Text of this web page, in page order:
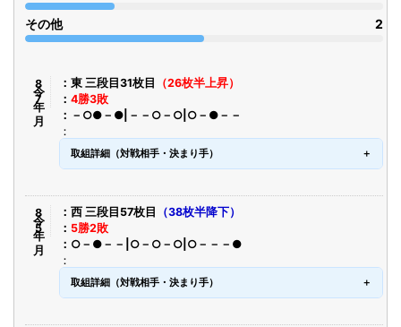
その他 2
令8年7月 東 三段目31枚目
（26枚半上昇）
4勝3敗
－○●－●|－－○－○|○－●－－
取組詳細（対戦相手・決まり手）
令8年5月 西 三段目57枚目
（38枚半降下）
5勝2敗
○－●－－|○－○－○|○－－－●
取組詳細（対戦相手・決まり手）